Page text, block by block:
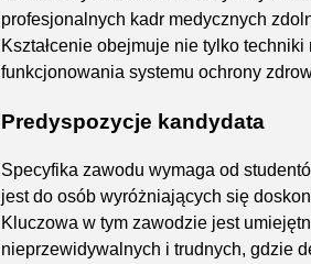
profesjonalnych kadr medycznych
Kształcenie obejmuje nie tylko
funkcjonowania systemu ochrony
Predyspozycje kandydata
Specyfika zawodu wymaga od
jest do osób wyróżniających się
Kluczowa w tym zawodzie jest
nieprzewidywalnych i trudnych, gdzie